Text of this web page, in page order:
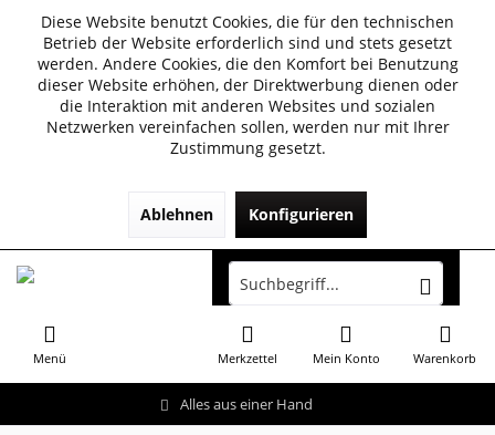
Diese Website benutzt Cookies, die für den technischen
Betrieb der Website erforderlich sind und stets gesetzt
werden. Andere Cookies, die den Komfort bei Benutzung
dieser Website erhöhen, der Direktwerbung dienen oder
die Interaktion mit anderen Websites und sozialen
Netzwerken vereinfachen sollen, werden nur mit Ihrer
Zustimmung gesetzt.
Ablehnen Konfigurieren
Alles aus einer Hand
Menü Warenkorb
Merkzettel Mein Konto